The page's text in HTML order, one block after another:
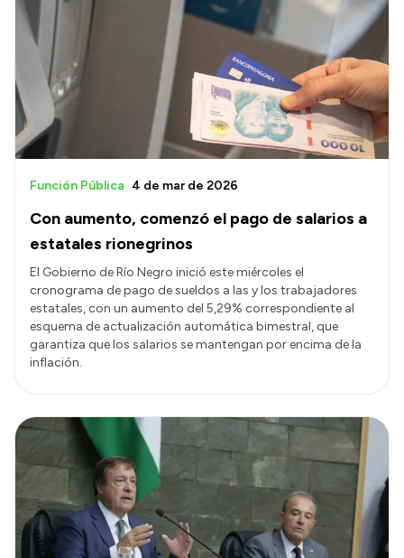
Transparencia
Presupuesto
Boletín Oficial
Compras y licitaciones
Consulta de expedientes
Consulta de pago a proveedores
Convocatorias
Intranet
Login
Con aumento, comenzó el pago de salarios a
estatales rionegrinos
Función Pública 4 de mar de 2026
El Gobierno de Río Negro inició este miércoles el
cronograma de pago de sueldos a las y los trabajadores
estatales, con un aumento del 5,29% correspondiente al
esquema de actualización automática bimestral, que
garantiza que los salarios se mantengan por encima de la
inflación.